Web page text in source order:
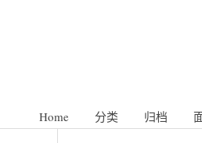
Home
分类 归档